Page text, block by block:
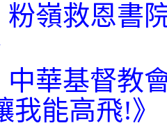
嶺救恩書
華基督教
我能高飛!》